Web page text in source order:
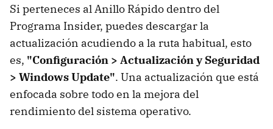
Si perteneces al Anillo Rápido dentro del
Programa Insider, puedes descargar la
actualización acudiendo a la ruta habitual, esto
es, "Configuración > Actualización y Seguridad
> Windows Update". Una actualización que está
enfocada sobre todo en la mejora del
rendimiento del sistema operativo.